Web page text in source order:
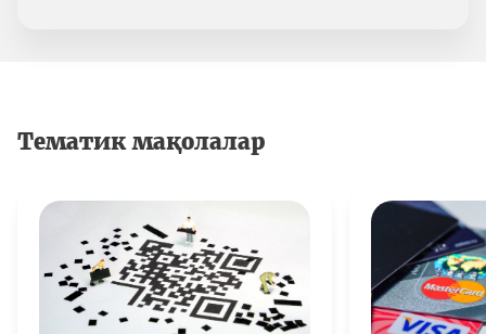
Тематик мақолалар